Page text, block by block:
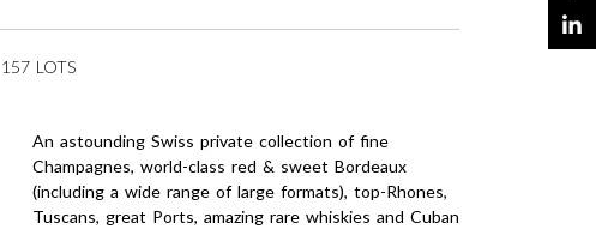
157 LOTS
An astounding Swiss private collection of fine
Champagnes, world-class red & sweet Bordeaux
(including a wide range of large formats), top-Rhones,
Tuscans, great Ports, amazing rare whiskies and Cuban